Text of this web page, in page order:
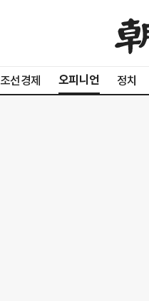
조선경제 오피니언 정치